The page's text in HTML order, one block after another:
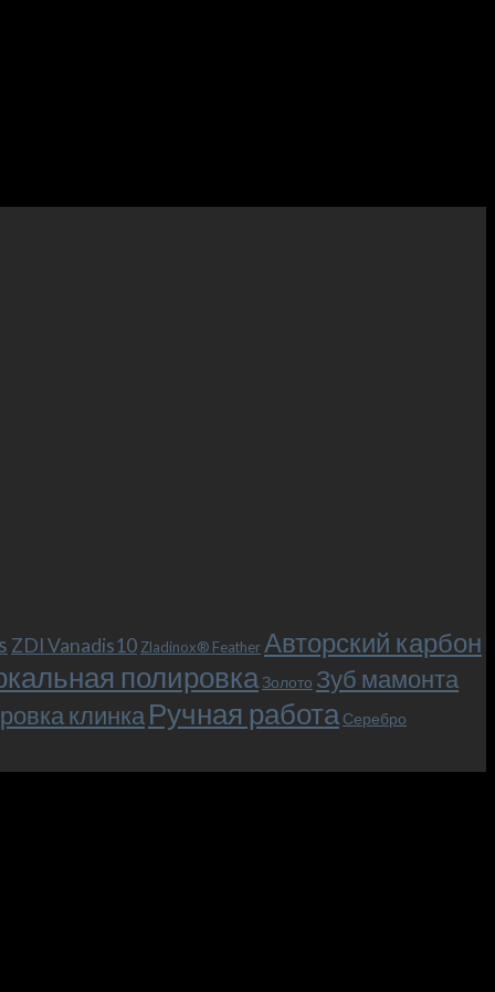
ZDI Vanadis10 Zladinox® FeatherАвторский карбон
полировка Золото Зуб мамонта
клинкаРучная работа Серебро